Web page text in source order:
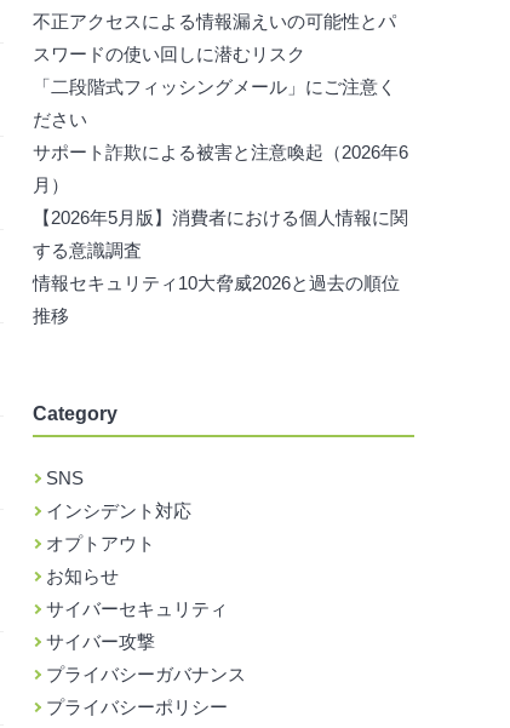
不正アクセスによる情報漏えいの可能性とパ
スワードの使い回しに潜むリスク
「二段階式フィッシングメール」にご注意く
ださい
サポート詐欺による被害と注意喚起（2026年6
月）
【2026年5月版】消費者における個人情報に関
する意識調査
情報セキュリティ10大脅威2026と過去の順位
推移
Category
SNS
インシデント対応
オプトアウト
お知らせ
サイバーセキュリティ
サイバー攻撃
プライバシーガバナンス
プライバシーポリシー